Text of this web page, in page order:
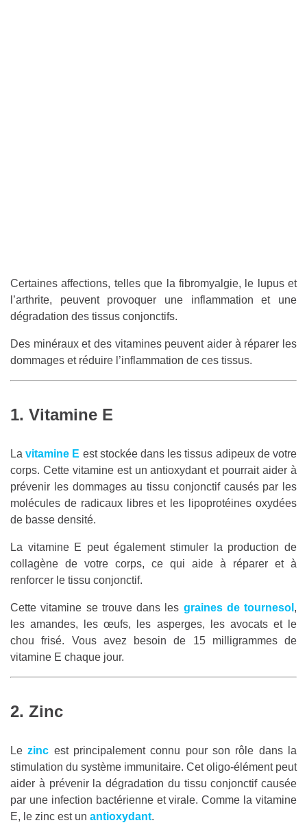
Certaines affections, telles que la fibromyalgie, le lupus et
l’arthrite, peuvent provoquer une inflammation et une
dégradation des tissus conjonctifs.
Des minéraux et des vitamines peuvent aider à réparer les
dommages et réduire l’inflammation de ces tissus.
1. Vitamine E
Lavitamine E est stockée dans les tissus adipeux de votre
corps. Cette vitamine est un antioxydant et pourrait aider à
prévenir les dommages au tissu conjonctif causés par les
molécules de radicaux libres et les lipoprotéines oxydées
de basse densité.
La vitamine E peut également stimuler la production de
collagène de votre corps, ce qui aide à réparer et à
renforcer le tissu conjonctif.
Cette vitamine se trouve dans les graines de tournesol ,
les amandes, les œufs, les asperges, les avocats et le
chou frisé. Vous avez besoin de 15 milligrammes de
vitamine E chaque jour.
2. Zinc
Lezinc est principalement connu pour son rôle dans la
stimulation du système immunitaire. Cet oligo-élément peut
aider à prévenir la dégradation du tissu conjonctif causée
par une infection bactérienne et virale. Comme la vitamine
E, le zinc est un antioxydant.